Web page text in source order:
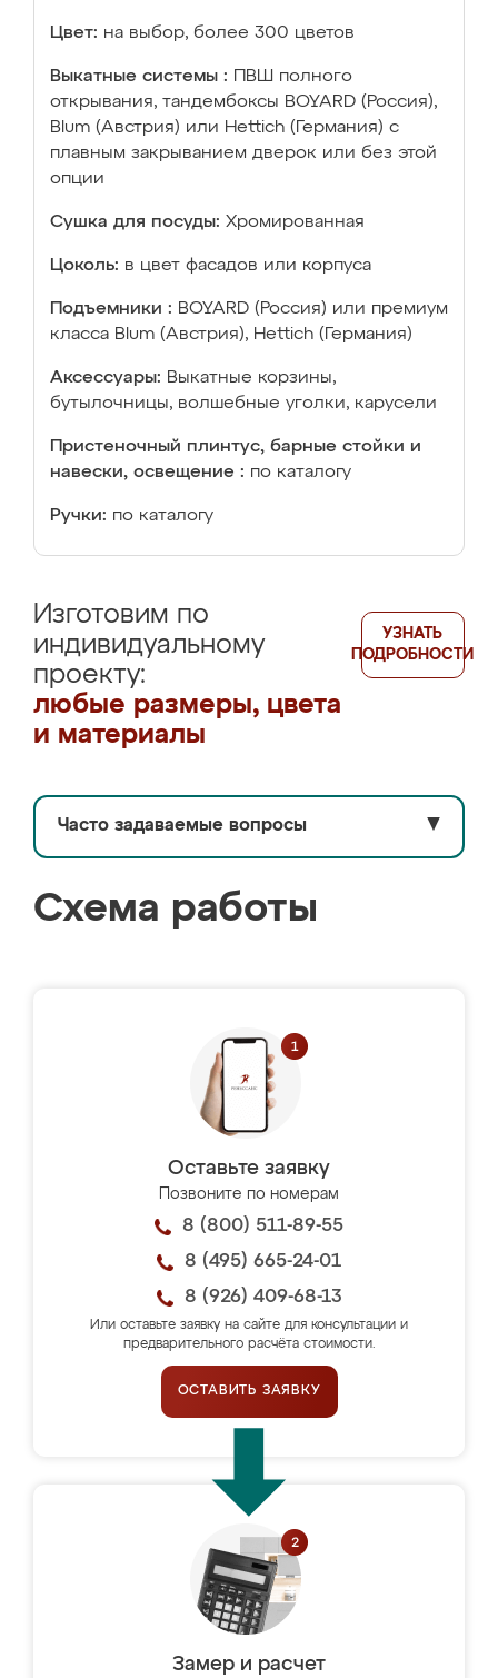
Цвет: на выбор, более 300 цветов
Выкатные системы :
ПВШ полного
открывания, тандембоксы BOYARD (Россия),
Blum (Австрия) или Hettich (Германия) с
плавным закрыванием дверок или без этой
опции
Сушка для посуды: Хромированная
Цоколь: в цвет фасадов или корпуса
Подъемники : BOYARD (Россия) или премиум
класса Blum (Австрия), Hettich (Германия)
Аксессуары: Выкатные корзины,
бутылочницы, волшебные уголки, карусели
Пристеночный плинтус, барные стойки и
навески, освещение : по каталогу
Ручки: по каталогу
Изготовим по
индивидуальному
проекту:
любые размеры, цвета
и материалы
УЗНАТЬ
ПОДРОБНОСТИ
Часто задаваемые вопросы ▼
Схема работы
Оставьте заявку
Позвоните по номерам
8 (800) 511-89-55
8 (495) 665-24-01
8 (926) 409-68-13
Или оставьте заявку на сайте для консультации и
предварительного расчёта стоимости.
ОСТАВИТЬ ЗАЯВКУ
Замер и расчет